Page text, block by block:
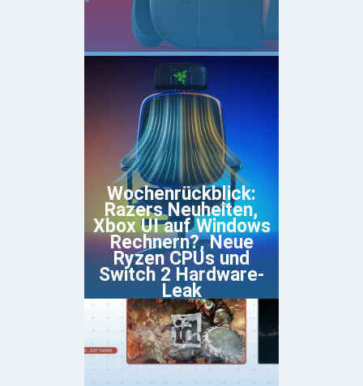
Wochenrückblick:
Razers Neuheiten,
Xbox UI auf Windows
Rechnern?, Neue
Ryzen CPUs und
Switch 2 Hardware-
Leak